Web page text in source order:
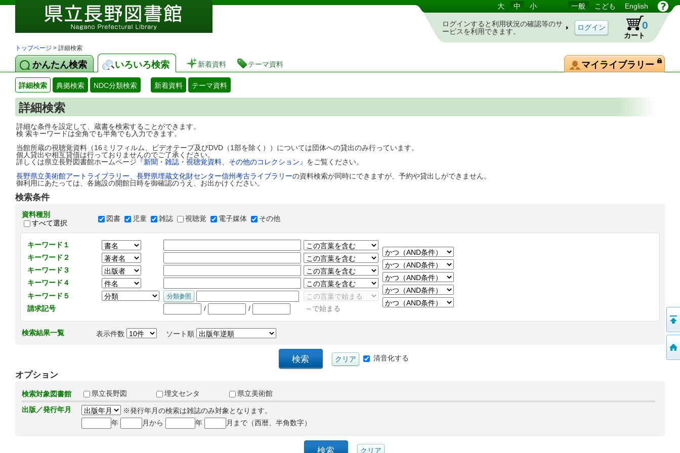
図書館 蔵書検索・予約システム 大 中 小 一般 こども English
ログインすると利用状況の確認等のサ
ービスを利用できます。
カート
0
トップページ > 詳細検索
かんたん検索 いろいろ検索 新着資料 テーマ資料 マイライブラリー
詳細検索 典拠検索 NDC分類検索 新着資料 テーマ資料
詳細検索
詳細な条件を設定して、蔵書を検索することができます。
検 索キーワードは全角でも半角でも入力できます。
当館所蔵の視聴覚資料（16ミリフィルム、ビデオテープ及びDVD（1部を除く））については団体への貸出のみ行っています。
個人貸出や相互貸借は行っておりませんのでご了承ください。
詳しくは県立長野図書館ホームページ 『新聞・雑誌・視聴覚資料、その他のコレクション』 をご覧ください。
長野県立美術館アートライブラリー
長野県埋蔵文化財センター信州考古ライブラリーの資料検索が同時にできますが、予約や貸出しができません。
御利用にあたっては、各施設の開館日時を御確認のうえ、お出かけください。
検索条件
資料種別
すべて選択
図書 児童 雑誌 視聴覚 電子媒体 その他
キーワード１
キーワード２
キーワード３
キーワード４
キーワード５
請求記号
/ / ～で始まる
検索結果一覧 表示件数 ソート順
清音化する
オプション
検索対象図書館 県立長野図 埋文センタ
県立美術館
出版／発行年月
※発行年月の検索は雑誌のみ対象となります。
年
月から 年 月まで（西暦、半角数字）